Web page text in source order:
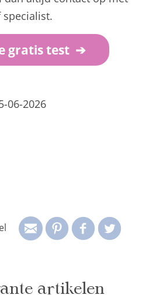
specialist.
gratis test ➔
06-2026
artikelen